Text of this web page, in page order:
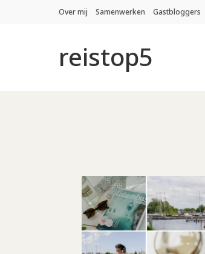
Over mij Samenwerken Gastbloggers
reistop5